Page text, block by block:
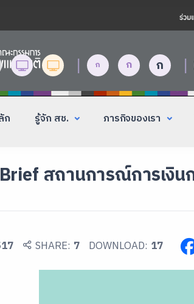
| ก ก ก |
ก รู้จัก สช. ภารกิจของเรา
สถานการณ์การเงิน
SHARE: 7 DOWNLOAD: 17